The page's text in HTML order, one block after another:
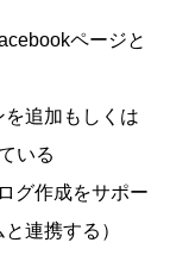
ページと
を追加もしくは
いる
グ作成をサポー
連携する）